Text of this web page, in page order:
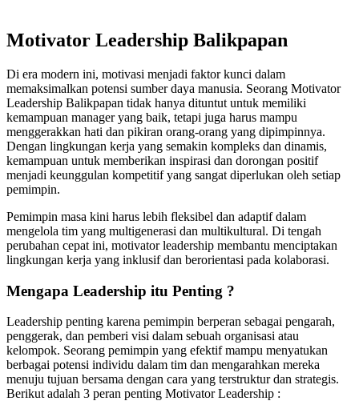
Motivator Leadership Balikpapan
Di era modern ini, motivasi menjadi faktor kunci dalam
memaksimalkan potensi sumber daya manusia. Seorang Motivator
Leadership Balikpapan tidak hanya dituntut untuk memiliki
kemampuan manager yang baik, tetapi juga harus mampu
menggerakkan hati dan pikiran orang-orang yang dipimpinnya.
Dengan lingkungan kerja yang semakin kompleks dan dinamis,
kemampuan untuk memberikan inspirasi dan dorongan positif
menjadi keunggulan kompetitif yang sangat diperlukan oleh setiap
pemimpin.
Pemimpin masa kini harus lebih fleksibel dan adaptif dalam
mengelola tim yang multigenerasi dan multikultural. Di tengah
perubahan cepat ini, motivator leadership membantu menciptakan
lingkungan kerja yang inklusif dan berorientasi pada kolaborasi.
Mengapa Leadership itu Penting ?
Leadership penting karena pemimpin berperan sebagai pengarah,
penggerak, dan pemberi visi dalam sebuah organisasi atau
kelompok. Seorang pemimpin yang efektif mampu menyatukan
berbagai potensi individu dalam tim dan mengarahkan mereka
menuju tujuan bersama dengan cara yang terstruktur dan strategis.
Berikut adalah 3 peran penting Motivator Leadership :